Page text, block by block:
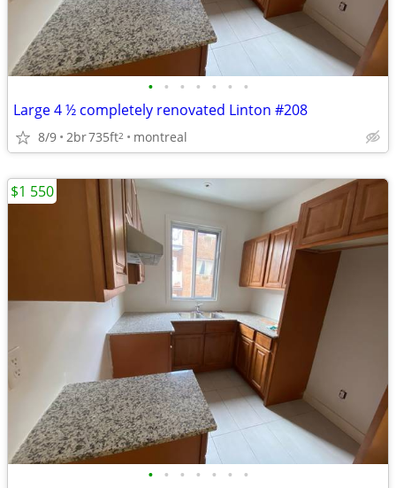
• • • • • • •
Large 4 ½ completely renovated Linton #208
8/9 2br735ft2 montreal
• • • • • • •
$1 550